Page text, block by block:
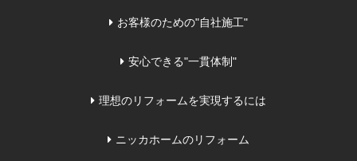
お客様のための"自社施工"
安心できる"一貫体制"
理想のリフォームを実現するには
ニッカホームのリフォーム